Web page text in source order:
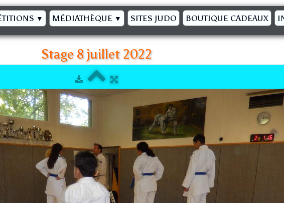
▼ MÉDIATHÈQUE ▼ SITES JUDO BOUTIQUE CADEAUX
Stage 8 juillet 2022